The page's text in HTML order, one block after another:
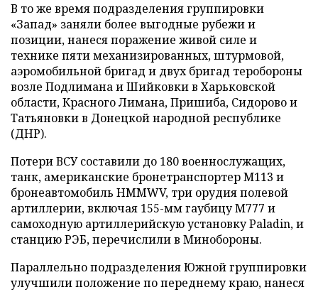
В то же время подразделения группировки
«Запад» заняли более выгодные рубежи и
позиции, нанеся поражение живой силе и
технике пяти механизированных, штурмовой,
аэромобильной бригад и двух бригад теробороны
возле Подлимана и Шийковки в Харьковской
области, Красного Лимана, Пришиба, Сидорово и
Татьяновки в Донецкой народной республике
(ДНР).
Потери ВСУ составили до 180 военнослужащих,
танк, американские бронетранспортер М113 и
бронеавтомобиль HMMWV, три орудия полевой
артиллерии, включая 155-мм гаубицу М777 и
самоходную артиллерийскую установку Paladin, и
станцию РЭБ, перечислили в Минобороны.
Параллельно подразделения Южной группировки
улучшили положение по переднему краю, нанеся